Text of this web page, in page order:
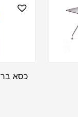
כסא בר C5124